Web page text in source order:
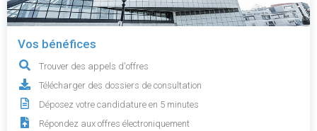
Vos bénéfices
Trouver des appels d'offres
Télécharger des dossiers de consultation
Déposez votre candidature en 5 minutes
Répondez aux offres électroniquement